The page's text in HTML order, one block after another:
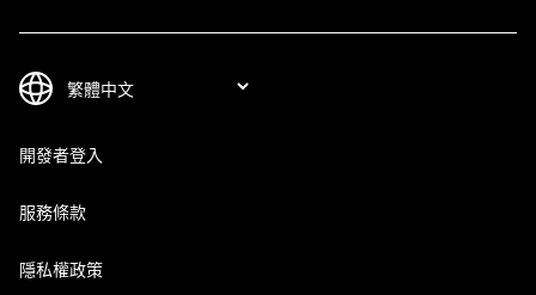
開發者登入
服務條款
隱私權政策